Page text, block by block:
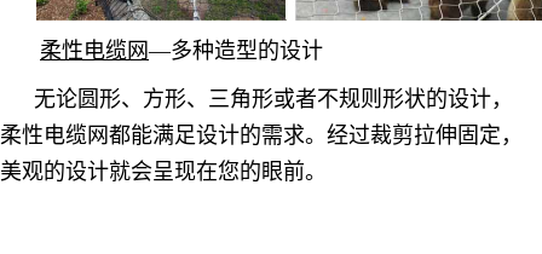
柔性电缆网—多种造型的设计
无论圆形、方形、三角形或者不规则形状的设计，
柔性电缆网都能满足设计的需求。经过裁剪拉伸固定，
美观的设计就会呈现在您的眼前。